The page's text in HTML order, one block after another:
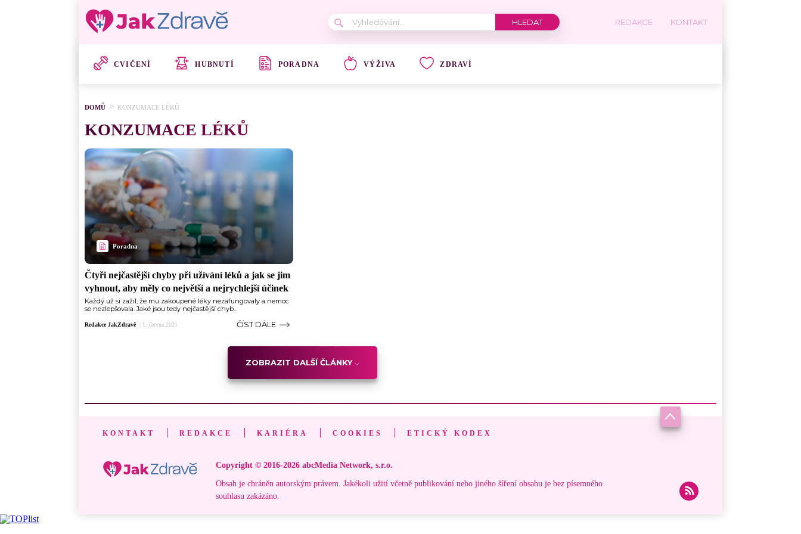
REDAKCE KONTAKT
CVIČENÍ HUBNUTÍ PORADNA VÝŽIVA ZDRAVÍ
DOMŮ KONZUMACE LÉKŮ
KONZUMACE LÉKŮ
Poradna
Čtyři nejčastější chyby při užívání léků a jak se jim
vyhnout, aby měly co největší a nejrychlejší účinek
Každý už si zažil, že mu zakoupené léky nezafungovaly a nemoc
se nezlepšovala. Jaké jsou tedy nejčastější chyb...
Redakce JakZdravě 1. června 2021 ČÍST DÁLE
ZOBRAZIT DALŠÍ ČLÁNKY
KONTAKT REDAKCE KARIÉRA COOKIES ETICKÝ KODEX
Copyright © 2016-2026 abcMedia Network, s.r.o.
Obsah je chráněn autorským právem. Jakékoli užití včetně publikování nebo jiného šíření obsahu je bez písemného
souhlasu zakázáno.